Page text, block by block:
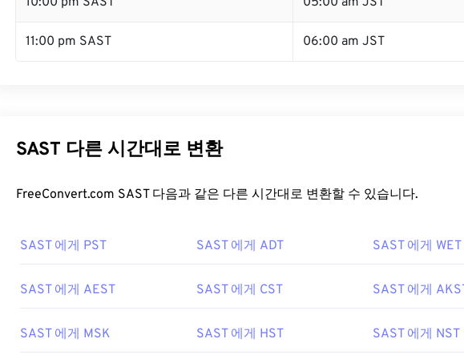
11:00 pm SAST 06:00 am JST
SAST 다른 시간대로 변환
FreeConvert.com SAST 다음과 같은 다른 시간대로 변환할 수 있습니다.
SAST 에게 PST SAST 에게 ADT SAST 에게 WET
SAST 에게 AEST SAST 에게 CST SAST 에게
SAST 에게 MSK SAST 에게 HST SAST 에게 NST